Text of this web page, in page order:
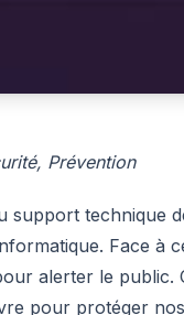
Prévention
support technique
Face à
alerter le
pour protéger nos